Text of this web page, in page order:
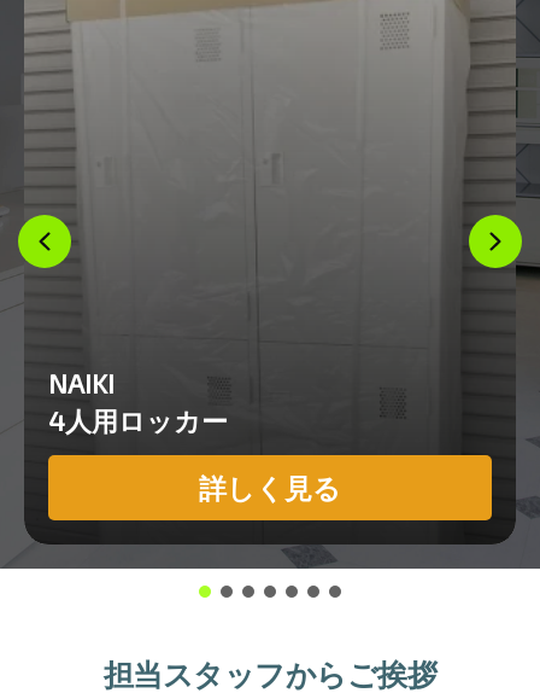
NAIKI
4人用ロッカー
詳しく見る
担当スタッフからご挨拶